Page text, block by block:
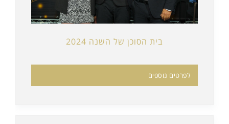
בית הסוכן של השנה 2024
לפרטים נוספים